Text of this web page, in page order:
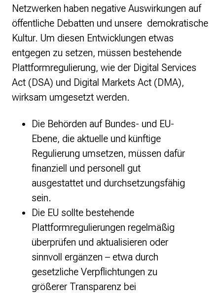
Netzwerken haben negative Auswirkungen auf
öffentliche Debatten und unsere demokratische
Kultur. Um diesen Entwicklungen etwas
entgegen zu setzen, müssen bestehende
Plattformregulierung, wie der Digital Services
Act (DSA) und Digital Markets Act (DMA),
wirksam umgesetzt werden.
Die Behörden auf Bundes- und EU-
Ebene, die aktuelle und künftige
Regulierung umsetzen, müssen dafür
finanziell und personell gut
ausgestattet und durchsetzungsfähig
sein.
Die EU sollte bestehende
Plattformregulierungen regelmäßig
überprüfen und aktualisieren oder
sinnvoll ergänzen – etwa durch
gesetzliche Verpflichtungen zu
größerer Transparenz bei